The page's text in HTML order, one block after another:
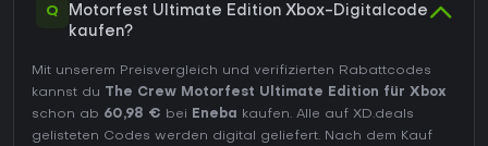
Q
Motorfest Ultimate Edition Xbox-Digitalcode
kaufen?
Mit unserem Preisvergleich und verifizierten Rabattcodes
kannst du
The Crew Motorfest Ultimate Edition für Xbox
schon ab 60,98 € bei Eneba
kaufen. Alle auf XD.deals
gelisteten Codes werden digital geliefert. Nach dem Kauf